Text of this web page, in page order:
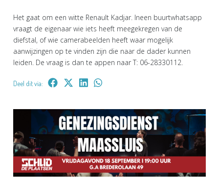
Het gaat om een witte Renault Kadjar. Ineen buurtwhatsapp
vraagt de eigenaar wie iets heeft meegekregen van de
diefstal, of wie camerabeelden heeft waar mogelijk
aanwijzingen op te vinden zijn die naar de dader kunnen
leiden. De vraag is dan te appen naar T: 06-28330112.
Deel dit via: